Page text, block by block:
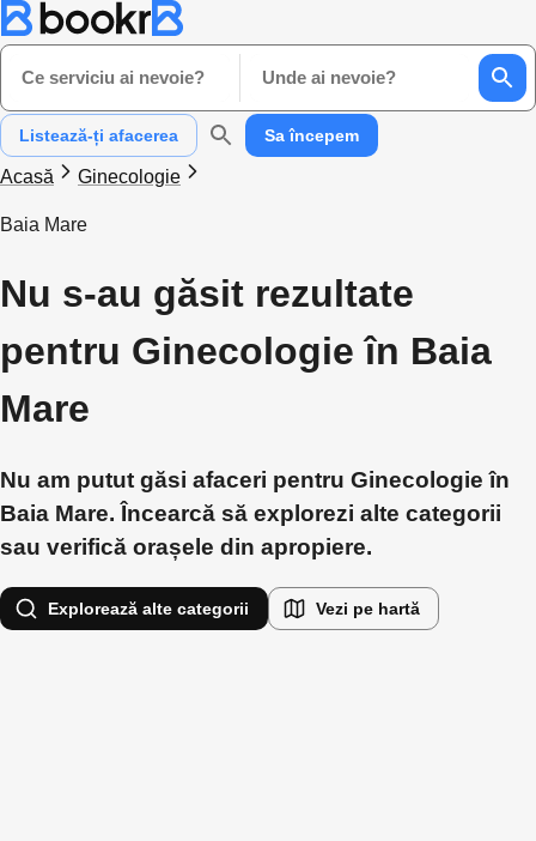
Ce serviciu ai nevoie? Unde ai nevoie?
Listează-ți afacerea Sa începem
Acasă Ginecologie
Baia Mare
Nu s-au găsit rezultate
pentru Ginecologie în Baia
Mare
Nu am putut găsi afaceri pentru Ginecologie în
Baia Mare. Încearcă să explorezi alte categorii
sau verifică orașele din apropiere.
Explorează alte categorii Vezi pe hartă